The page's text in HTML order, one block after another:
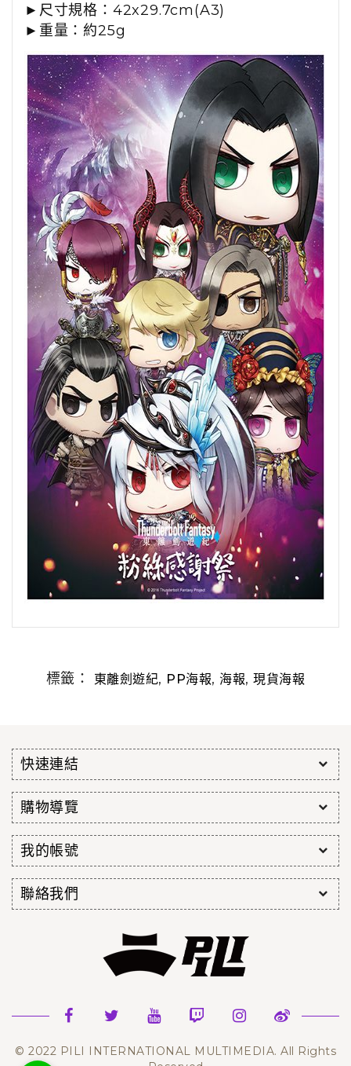
►尺寸規格：42x29.7cm(A3)
►重量：約25g
標籤： 東離劍遊紀, PP海報, 海報,現貨海報
快速連結
購物導覽
我的帳號
聯絡我們
© 2022 PILI INTERNATIONAL MULTIMEDIA. All Rights